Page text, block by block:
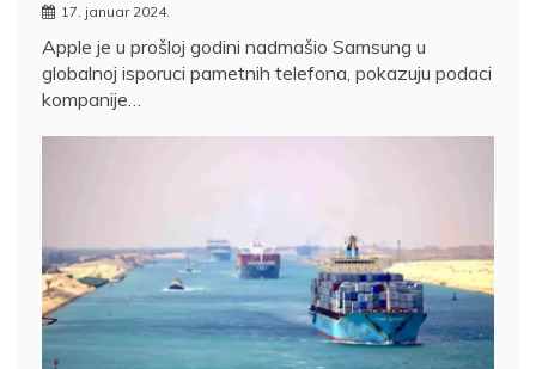
17. januar 2024.
Apple je u prošloj godini nadmašio Samsung u
globalnoj isporuci pametnih telefona, pokazuju podaci
kompanije…